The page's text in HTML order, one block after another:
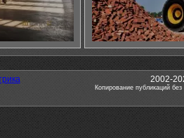
2002-
Копирование публикаций